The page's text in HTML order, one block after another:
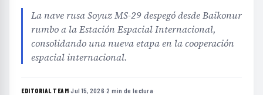
La nave rusa Soyuz MS-29 despegó desde Baikonur
rumbo a la Estación Espacial Internacional,
consolidando una nueva etapa en la cooperación
espacial internacional.
EDITORIAL TEAM·Jul 15, 2026·2 min de lectura·